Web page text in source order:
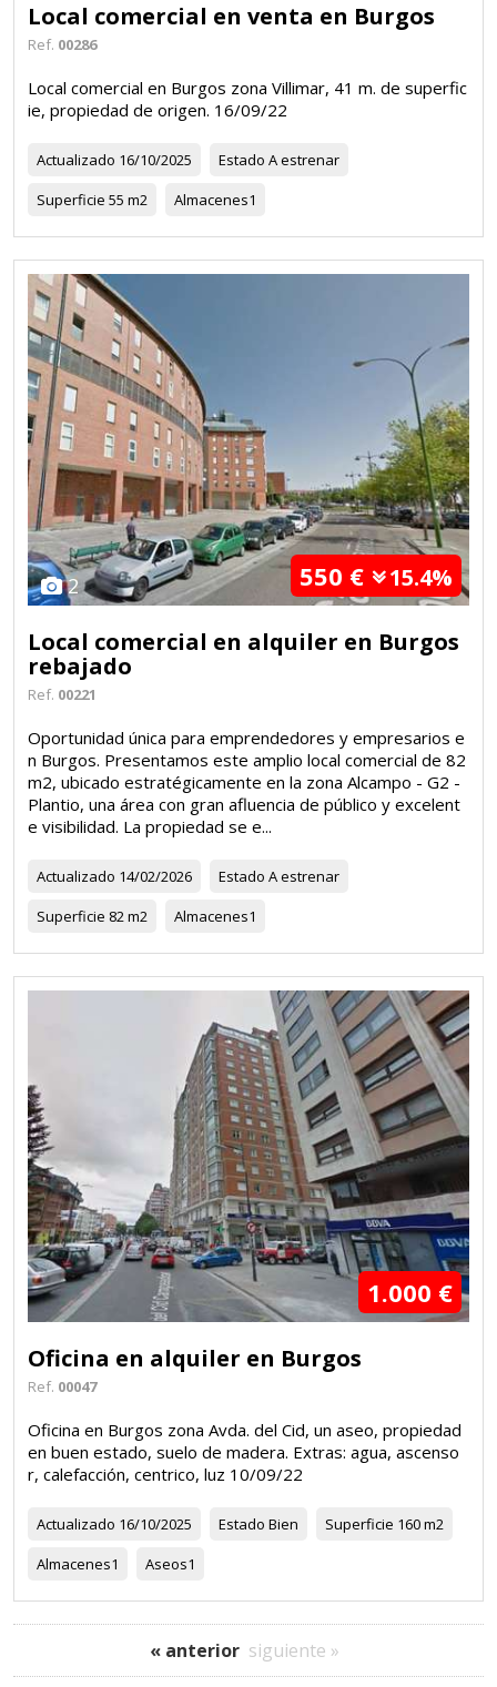
Local comercial en venta en Burgos
Ref. 00286
Local comercial en Burgos zona Villimar, 41 m. de superfic
ie, propiedad de origen. 16/09/22
Actualizado 16/10/2025 Estado A estrenar
Superficie 55 m2 Almacenes1
2 550 € 15.4%
Local comercial en alquiler en Burgos
rebajado
Ref. 00221
Oportunidad única para emprendedores y empresarios e
n Burgos. Presentamos este amplio local comercial de 82
m2, ubicado estratégicamente en la zona Alcampo - G2 -
Plantio, una área con gran afluencia de público y excelent
e visibilidad. La propiedad se e...
Actualizado 14/02/2026 Estado A estrenar
Superficie 82 m2 Almacenes1
1.000 €
Oficina en alquiler en Burgos
Ref. 00047
Oficina en Burgos zona Avda. del Cid, un aseo, propiedad
en buen estado, suelo de madera. Extras: agua, ascenso
r, calefacción, centrico, luz 10/09/22
Actualizado 16/10/2025 Estado Bien Superficie 160 m2
Almacenes1 Aseos1
« anterior siguiente »